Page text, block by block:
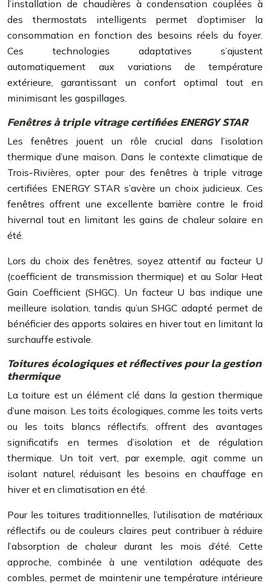
l’installation de chaudières à condensation couplées à
des thermostats intelligents permet d’optimiser la
consommation en fonction des besoins réels du foyer.
Ces technologies adaptatives s’ajustent
automatiquement aux variations de température
extérieure, garantissant un confort optimal tout en
minimisant les gaspillages.
Fenêtres à triple vitrage certifiées ENERGY STAR
Les fenêtres jouent un rôle crucial dans l’isolation
thermique d’une maison. Dans le contexte climatique de
Trois-Rivières, opter pour des fenêtres à triple vitrage
certifiées ENERGY STAR s’avère un choix judicieux. Ces
fenêtres offrent une excellente barrière contre le froid
hivernal tout en limitant les gains de chaleur solaire en
été.
Lors du choix des fenêtres, soyez attentif au facteur U
(coefficient de transmission thermique) et au Solar Heat
Gain Coefficient (SHGC). Un facteur U bas indique une
meilleure isolation, tandis qu’un SHGC adapté permet de
bénéficier des apports solaires en hiver tout en limitant la
surchauffe estivale.
Toitures écologiques et réflectives pour la gestion
thermique
La toiture est un élément clé dans la gestion thermique
d’une maison. Les toits écologiques, comme les toits verts
ou les toits blancs réflectifs, offrent des avantages
significatifs en termes d’isolation et de régulation
thermique. Un toit vert, par exemple, agit comme un
isolant naturel, réduisant les besoins en chauffage en
hiver et en climatisation en été.
Pour les toitures traditionnelles, l’utilisation de matériaux
réflectifs ou de couleurs claires peut contribuer à réduire
l’absorption de chaleur durant les mois d’été. Cette
approche, combinée à une ventilation adéquate des
combles, permet de maintenir une température intérieure